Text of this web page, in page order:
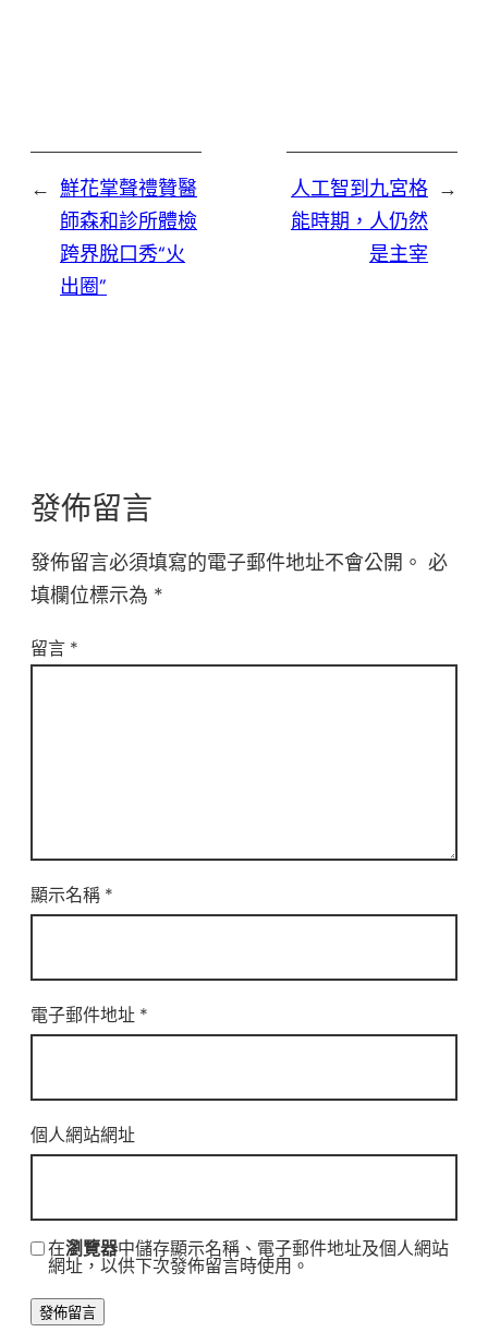
← 鮮花掌聲禮贊醫
師森和診所體檢
跨界脫口秀“火
出圈”
→
人工智到九宮格
能時期，人仍然
是主宰
發佈留言
發佈留言必須填寫的電子郵件地址不會公開。 必
填欄位標示為 *
留言 *
顯示名稱 *
電子郵件地址 *
個人網站網址
在瀏覽器中儲存顯示名稱、電子郵件地址及個人網站
網址，以供下次發佈留言時使用。